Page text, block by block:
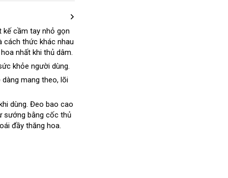
kế cầm tay nhỏ gọn
cách thức khác nhau
nhất khi thủ dâm.
khỏe người dùng.
dàng mang theobáo
, lõi
dùngshowroom
. Đeo bao cao
sướng bằng cốc thủ
đầy thăng hoakhuyến
.